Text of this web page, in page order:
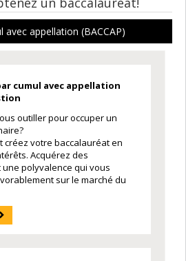
appellation (BACCAP)
cumul avec appellation
outiller pour occuper un
créez votre baccalauréat en
Acquérez des
polyvalence qui vous
sur le marché du